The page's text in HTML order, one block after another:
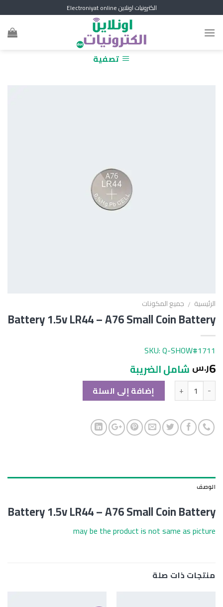
to
content
الكترونيات اونلاين Electroniyat online
تصفية
الرئيسية / جميع المكونات
Battery 1.5v LR44 – A76 Small Coin Battery
SKU: Q-SHOW#1711
6ر.س شامل الضريبة
الكمية إضافة إلى السلة
الوصف
Battery 1.5v LR44 – A76 Small Coin Battery
may be the product is not same as picture
منتجات ذات صلة